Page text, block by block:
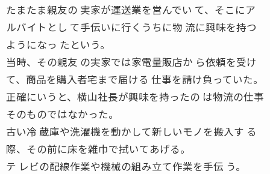
たまたま親友の 実家が運送業を営んでい て、そこにア
ルバイトとし て手伝いに行くうちに物 流に興味を持つ
ようになっ たという。
当時、その親友 の実家では家電量販店か ら依頼を受け
て、商品を購入者宅まで届ける 仕事を請け負っていた。
正確にいうと、横山社長が興味を持ったの は物流の仕事
そのものではなかった。
古い冷 蔵庫や洗濯機を動かして新しいモノを搬入す る
際、その前に床を雑巾で拭いてあげる。
テ レビの配線作業や機械の組み立て作業を手伝 う。